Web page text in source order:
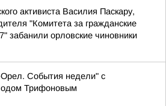
активиста Василия Паскару,
"Комитета за гражданские
забанили орловские чиновники
События недели" с
Трифоновым